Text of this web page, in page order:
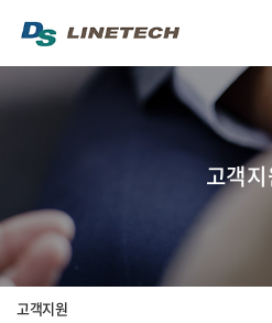
고객
고객지원